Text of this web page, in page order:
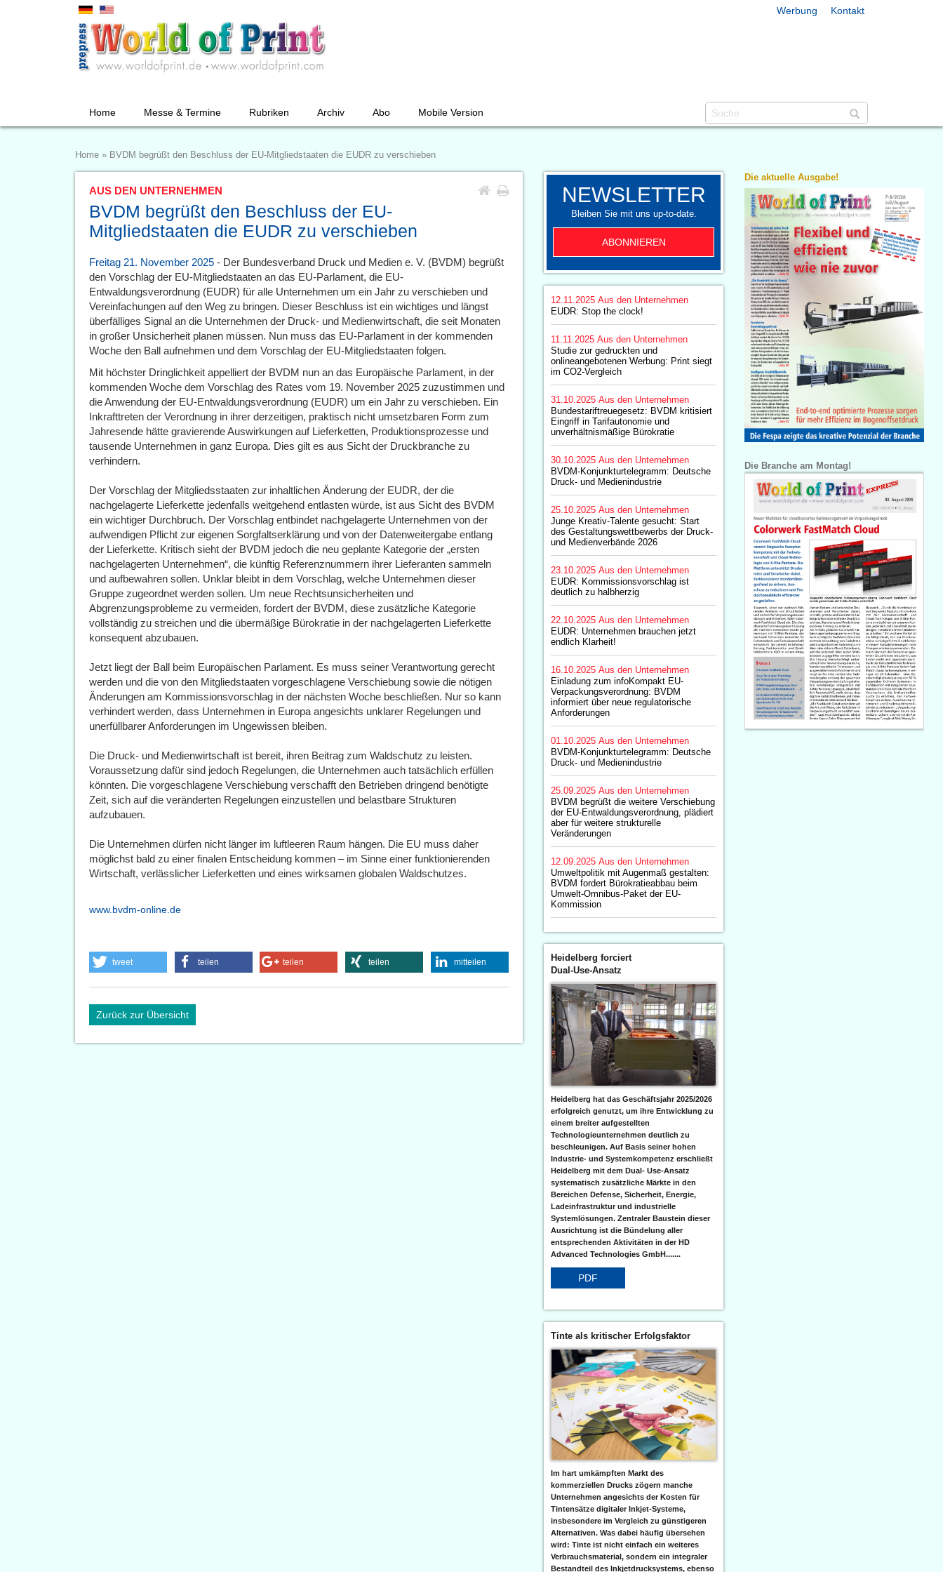
Werbung Kontakt
Home Messe & Termine Rubriken Archiv Abo Mobile Version
Home » BVDM begrüßt den Beschluss der EU-Mitgliedstaaten die EUDR zu verschieben
AUS DEN UNTERNEHMEN
BVDM begrüßt den Beschluss der EU-
Mitgliedstaaten die EUDR zu verschieben
Freitag 21. November 2025 - Der Bundesverband Druck und Medien e. V. (BVDM) begrüßt
den Vorschlag der EU-Mitgliedstaaten an das EU-Parlament, die EU-
Entwaldungsverordnung (EUDR) für alle Unternehmen um ein Jahr zu verschieben und
Vereinfachungen auf den Weg zu bringen. Dieser Beschluss ist ein wichtiges und längst
überfälliges Signal an die Unternehmen der Druck- und Medienwirtschaft, die seit Monaten
in großer Unsicherheit planen müssen. Nun muss das EU-Parlament in der kommenden
Woche den Ball aufnehmen und dem Vorschlag der EU-Mitgliedstaaten folgen.
Mit höchster Dringlichkeit appelliert der BVDM nun an das Europäische Parlament, in der
kommenden Woche dem Vorschlag des Rates vom 19. November 2025 zuzustimmen und
die Anwendung der EU-Entwaldungsverordnung (EUDR) um ein Jahr zu verschieben. Ein
Inkrafttreten der Verordnung in ihrer derzeitigen, praktisch nicht umsetzbaren Form zum
Jahresende hätte gravierende Auswirkungen auf Lieferketten, Produktionsprozesse und
tausende Unternehmen in ganz Europa. Dies gilt es aus Sicht der Druckbranche zu
verhindern.
Der Vorschlag der Mitgliedsstaaten zur inhaltlichen Änderung der EUDR, der die
nachgelagerte Lieferkette jedenfalls weitgehend entlasten würde, ist aus Sicht des BVDM
ein wichtiger Durchbruch. Der Vorschlag entbindet nachgelagerte Unternehmen von der
aufwendigen Pflicht zur eigenen Sorgfaltserklärung und von der Datenweitergabe entlang
der Lieferkette. Kritisch sieht der BVDM jedoch die neu geplante Kategorie der „ersten
nachgelagerten Unternehmen“, die künftig Referenznummern ihrer Lieferanten sammeln
und aufbewahren sollen. Unklar bleibt in dem Vorschlag, welche Unternehmen dieser
Gruppe zugeordnet werden sollen. Um neue Rechtsunsicherheiten und
Abgrenzungsprobleme zu vermeiden, fordert der BVDM, diese zusätzliche Kategorie
vollständig zu streichen und die übermäßige Bürokratie in der nachgelagerten Lieferkette
konsequent abzubauen.
Jetzt liegt der Ball beim Europäischen Parlament. Es muss seiner Verantwortung gerecht
werden und die von den Mitgliedstaaten vorgeschlagene Verschiebung sowie die nötigen
Änderungen am Kommissionsvorschlag in der nächsten Woche beschließen. Nur so kann
verhindert werden, dass Unternehmen in Europa angesichts unklarer Regelungen und
unerfüllbarer Anforderungen im Ungewissen bleiben.
Die Druck- und Medienwirtschaft ist bereit, ihren Beitrag zum Waldschutz zu leisten.
Voraussetzung dafür sind jedoch Regelungen, die Unternehmen auch tatsächlich erfüllen
könnten. Die vorgeschlagene Verschiebung verschafft den Betrieben dringend benötigte
Zeit, sich auf die veränderten Regelungen einzustellen und belastbare Strukturen
aufzubauen.
Die Unternehmen dürfen nicht länger im luftleeren Raum hängen. Die EU muss daher
möglichst bald zu einer finalen Entscheidung kommen – im Sinne einer funktionierenden
Wirtschaft, verlässlicher Lieferketten und eines wirksamen globalen Waldschutzes.
www.bvdm-online.de
tweet teilen teilen teilen mitteilen
Zurück zur Übersicht
NEWSLETTER
Bleiben Sie mit uns up-to-date.
ABONNIEREN
12.11.2025 Aus den Unternehmen
EUDR: Stop the clock!
11.11.2025 Aus den Unternehmen
Studie zur gedruckten und
onlineangebotenen Werbung: Print siegt
im CO2-Vergleich
31.10.2025 Aus den Unternehmen
Bundestariftreuegesetz: BVDM kritisiert
Eingriff in Tarifautonomie und
unverhältnismäßige Bürokratie
30.10.2025 Aus den Unternehmen
BVDM-Konjunkturtelegramm: Deutsche
Druck- und Medienindustrie
25.10.2025 Aus den Unternehmen
Junge Kreativ-Talente gesucht: Start
des Gestaltungswettbewerbs der Druck-
und Medienverbände 2026
23.10.2025 Aus den Unternehmen
EUDR: Kommissionsvorschlag ist
deutlich zu halbherzig
22.10.2025 Aus den Unternehmen
EUDR: Unternehmen brauchen jetzt
endlich Klarheit!
16.10.2025 Aus den Unternehmen
Einladung zum infoKompakt EU-
Verpackungsverordnung: BVDM
informiert über neue regulatorische
Anforderungen
01.10.2025 Aus den Unternehmen
BVDM-Konjunkturtelegramm: Deutsche
Druck- und Medienindustrie
25.09.2025 Aus den Unternehmen
BVDM begrüßt die weitere Verschiebung
der EU-Entwaldungsverordnung, plädiert
aber für weitere strukturelle
Veränderungen
12.09.2025 Aus den Unternehmen
Umweltpolitik mit Augenmaß gestalten:
BVDM fordert Bürokratieabbau beim
Umwelt-Omnibus-Paket der EU-
Kommission
Heidelberg forciert
Dual-Use-Ansatz
Heidelberg hat das Geschäftsjahr 2025/2026
erfolgreich genutzt, um ihre Entwicklung zu
einem breiter aufgestellten
Technologieunternehmen deutlich zu
beschleunigen. Auf Basis seiner hohen
Industrie- und Systemkompetenz erschließt
Heidelberg mit dem Dual- Use-Ansatz
systematisch zusätzliche Märkte in den
Bereichen Defense, Sicherheit, Energie,
Ladeinfrastruktur und industrielle
Systemlösungen. Zentraler Baustein dieser
Ausrichtung ist die Bündelung aller
entsprechenden Aktivitäten in der HD
Advanced Technologies GmbH.......
PDF
Tinte als kritischer Erfolgsfaktor
Im hart umkämpften Markt des
kommerziellen Drucks zögern manche
Unternehmen angesichts der Kosten für
Tintensätze digitaler Inkjet-Systeme,
insbesondere im Vergleich zu günstigeren
Alternativen. Was dabei häufig übersehen
wird: Tinte ist nicht einfach ein weiteres
Verbrauchsmaterial, sondern ein integraler
Bestandteil des Inkjetdrucksystems, ebenso
Die aktuelle Ausgabe!
Die Branche am Montag!